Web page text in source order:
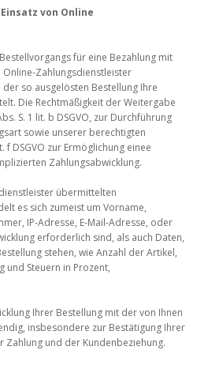
von Online
für eine Bezahlung mit
Zahlungsdienstleister
so ausgelösten Bestellung Ihre
Die Rechtmäßigkeit der Weitergabe
S. 1 lit. b DSGVO, zur Durchführung
sowie unserer berechtigten
f DSGVO zur Ermöglichung einee
Zahlungsabwicklung.
übermittelten
es sich zumeist um Vorname,
IP-Adresse, E-Mail-Adresse, oder
erforderlich sind, als auch Daten,
stehen, wie Anzahl der Artikel,
und Steuern in Prozent,
Ihrer Bestellung mit der von Ihnen
insbesondere zur Bestätigung Ihrer
und der Kundenbeziehung.